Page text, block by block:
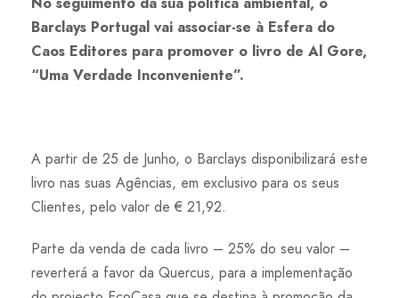
Barclays Portugal vai associar-se à Esfera do
Caos Editores para promover o livro de Al Gore,
“Uma Verdade Inconveniente”.
A partir de 25 de Junho, o Barclays disponibilizará este
livro nas suas Agências, em exclusivo para os seus
Clientes, pelo valor de € 21,92.
Parte da venda de cada livro – 25% do seu valor –
reverterá a favor da Quercus, para a implementação